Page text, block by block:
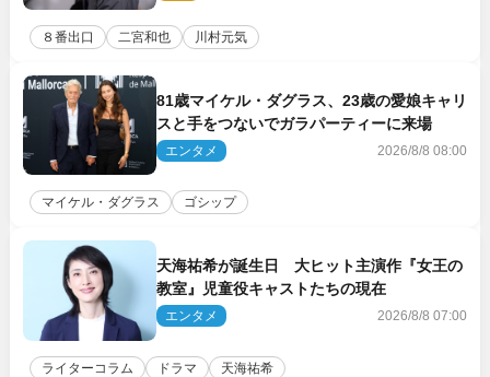
８番出口 二宮和也 川村元気
81歳マイケル・ダグラス、23歳の愛娘キャリ
スと手をつないでガラパーティーに来場
エンタメ 2026/8/8 08:00
マイケル・ダグラス ゴシップ
天海祐希が誕生日 大ヒット主演作『女王の
教室』児童役キャストたちの現在
エンタメ 2026/8/8 07:00
ライターコラム ドラマ 天海祐希